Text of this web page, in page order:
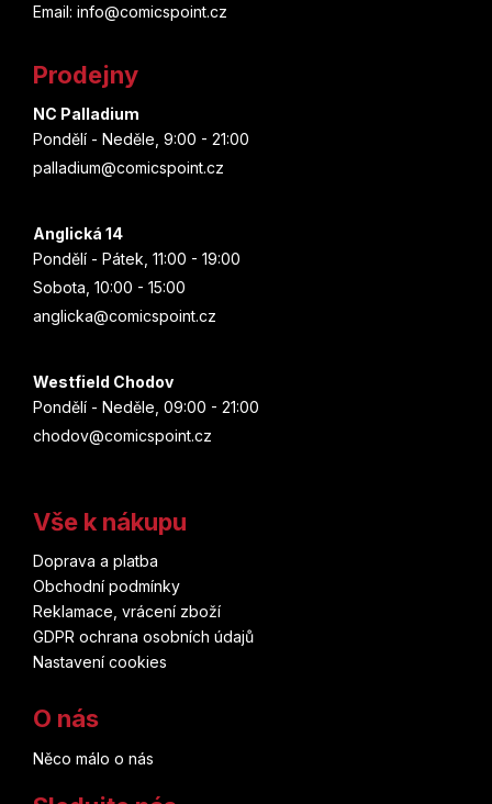
Email: info@comicspoint.cz
Prodejny
NC Palladium
Pondělí - Neděle, 9:00 - 21:00
palladium@comicspoint.cz
Anglická 14
Pondělí - Pátek, 11:00 - 19:00
Sobota, 10:00 - 15:00
anglicka@comicspoint.cz
Westfield Chodov
Pondělí - Neděle, 09:00 - 21:00
chodov@comicspoint.cz
Vše k nákupu
Doprava a platba
Obchodní podmínky
Reklamace, vrácení zboží
GDPR ochrana osobních údajů
Nastavení cookies
O nás
Něco málo o nás